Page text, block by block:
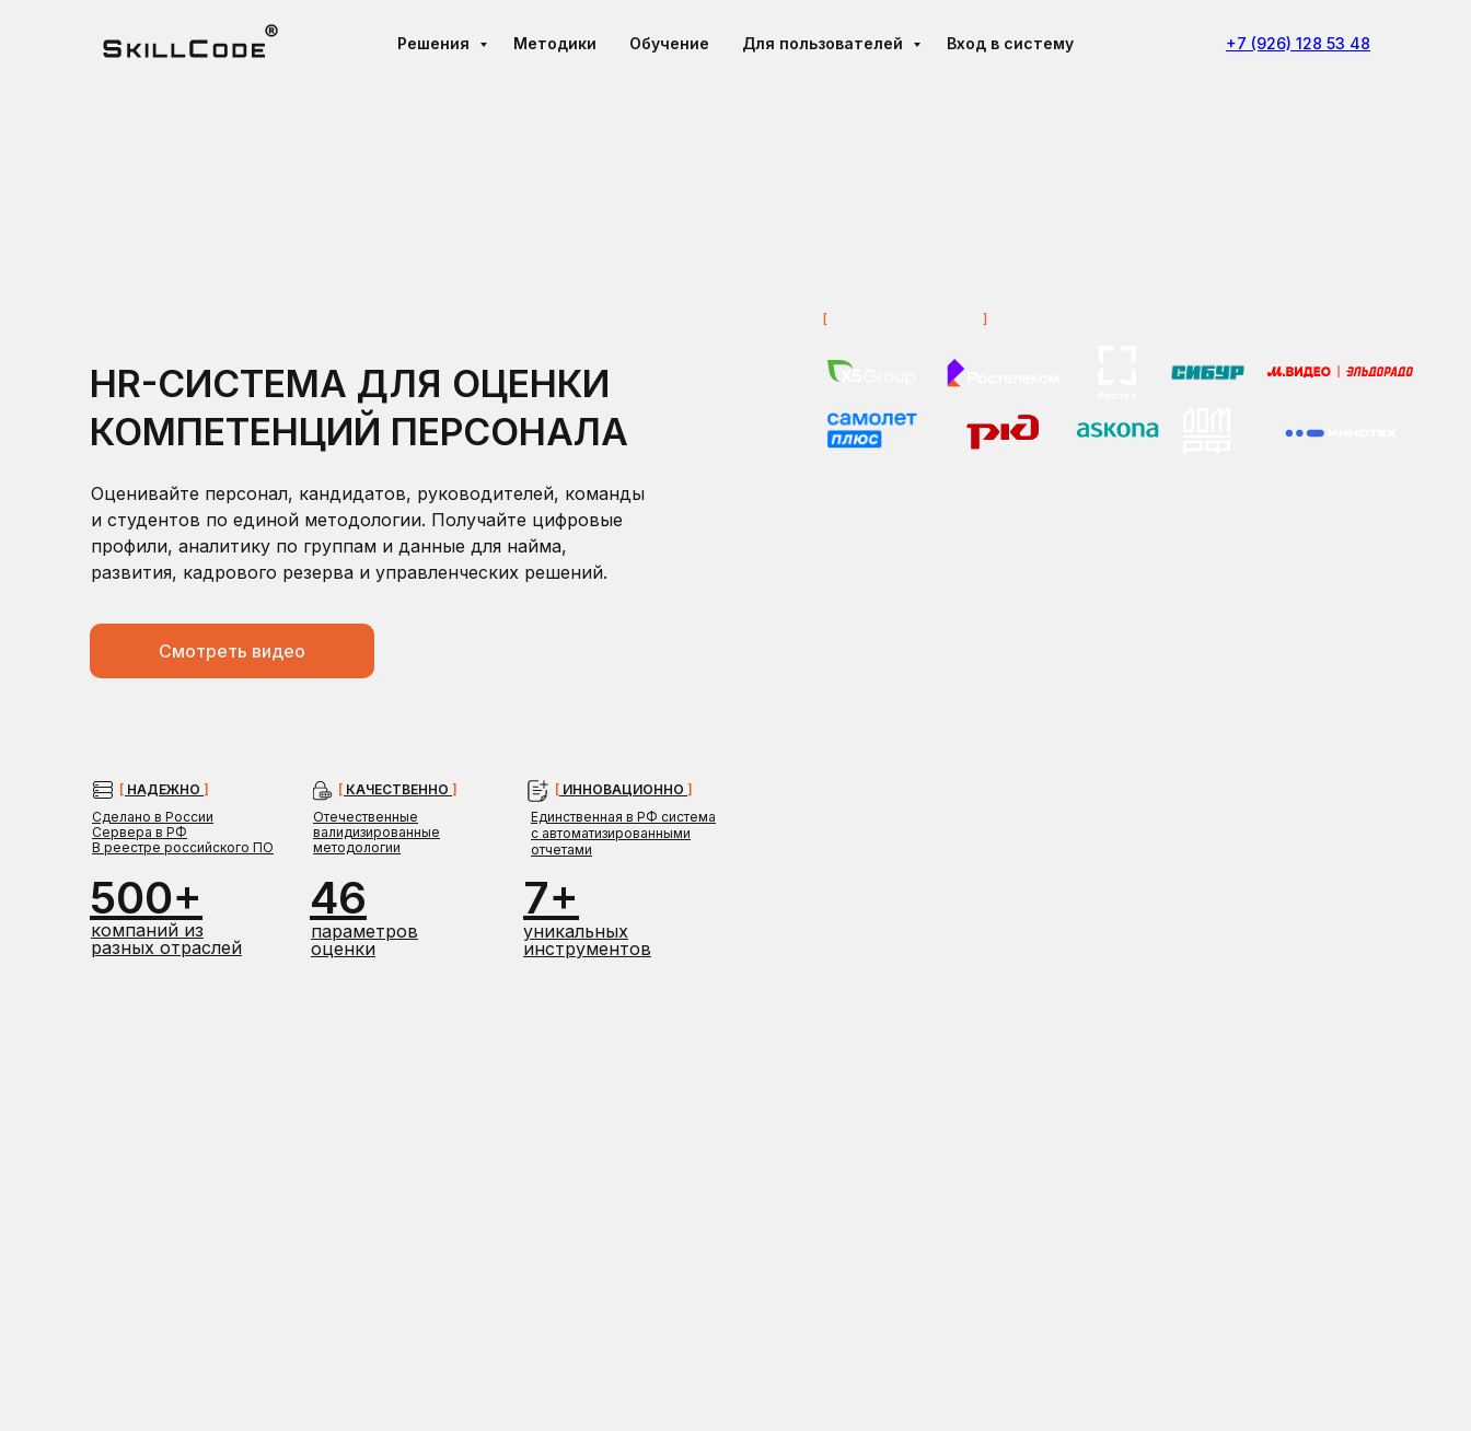
Решения Методики Обучение Для пользователей Вход в систему +7 (926) 128 53 48
[ КАЧЕСТВЕННО ]
Отечественные
валидизированные
методологии
HR-СИСТЕМА ДЛЯ ОЦЕНКИ
КОМПЕТЕНЦИЙ ПЕРСОНАЛА
[ ИННОВАЦИОННО ]
Единственная в РФ система
с автоматизированными
отчетами
[ НАДЕЖНО ]
Сделано в России
Сервера в РФ
В реестре российского ПО
Смотреть видео
46
параметров
оценки
500+
компаний из
разных отраслей
7+
уникальных
инструментов
[ ]
Оценивайте персонал, кандидатов, руководителей, команды
и студентов по единой методологии. Получайте цифровые
профили, аналитику по группам и данные для найма,
развития, кадрового резерва и управленческих решений.